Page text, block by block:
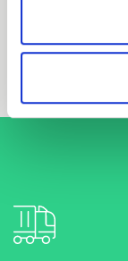
Svejsebund